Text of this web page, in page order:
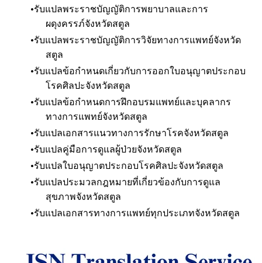
รับแปลพระราชบัญญัติการพยาบาลและการ
ผดุงครรภ์จังหวัดสตูล
รับแปลพระราชบัญญัติการวิจัยทางการแพทย์จังหวัด
สตูล
รับแปลข้อกำหนดเกี่ยวกับการออกใบอนุญาตประกอบ
โรคศิลปะจังหวัดสตูล
รับแปลข้อกำหนดการฝึกอบรมแพทย์และบุคลากร
ทางการแพทย์จังหวัดสตูล
รับแปลเอกสารแนวทางการรักษาโรคจังหวัดสตูล
รับแปลคู่มือการดูแลผู้ป่วยจังหวัดสตูล
รับแปลใบอนุญาตประกอบโรคศิลปะจังหวัดสตูล
รับแปลประมวลกฎหมายที่เกี่ยวข้องกับการดูแล
สุขภาพจังหวัดสตูล
รับแปลเอกสารทางการแพทย์ทุกประเภทจังหวัดสตูล